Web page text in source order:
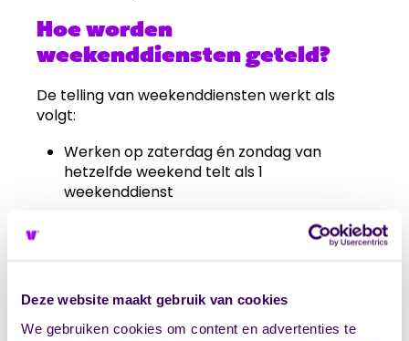
Deze website maakt gebruik van cookies
We gebruiken cookies om content en advertenties te
Hoe worden
weekenddiensten geteld?
De telling van weekenddiensten werkt als
volgt:
Werken op zaterdag én zondag van
hetzelfde weekend telt als 1
weekenddienst
Bij parttime dienstverbanden geldt dit
maximum naar rato